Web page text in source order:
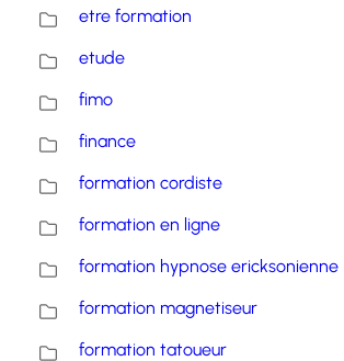
etre formation
etude
fimo
finance
formation cordiste
formation en ligne
formation hypnose ericksonienne
formation magnetiseur
formation tatoueur